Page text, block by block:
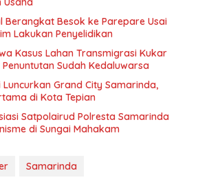
Berangkat Besok ke Parepare Usai
Lakukan Penyelidikan
Kasus Lahan Transmigrasi Kukar
Sudah Kedaluwarsa
Luncurkan Grand City Samarinda,
di Kota Tepian
Satpolairud Polresta Samarinda
di Sungai Mahakam
Samarinda